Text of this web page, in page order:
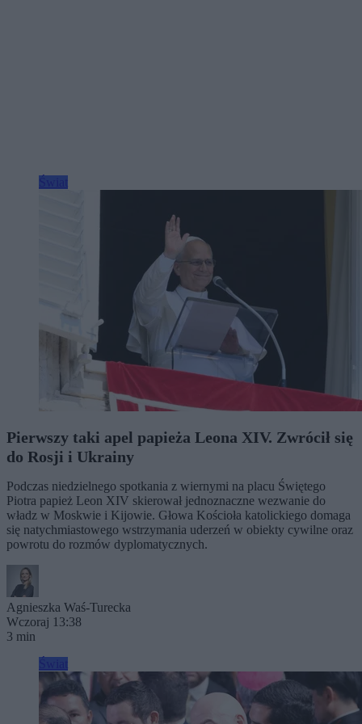
Pierwszy taki apel papieża Leona XIV. Zwrócił się
do Rosji i Ukrainy
Podczas niedzielnego spotkania z wiernymi na placu Świętego
Piotra papież Leon XIV skierował jednoznaczne wezwanie do
władz w Moskwie i Kijowie. Głowa Kościoła katolickiego domaga
się natychmiastowego wstrzymania uderzeń w obiekty cywilne oraz
powrotu do rozmów dyplomatycznych.
Agnieszka Waś-Turecka
Wczoraj 13:38
3 min